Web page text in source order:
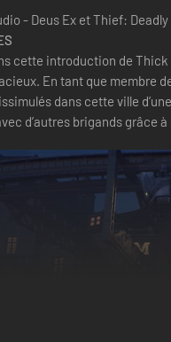
- Deus Ex et Thief:
cette introduction de
En tant que membre
dans cette ville
d’autres brigands grâce